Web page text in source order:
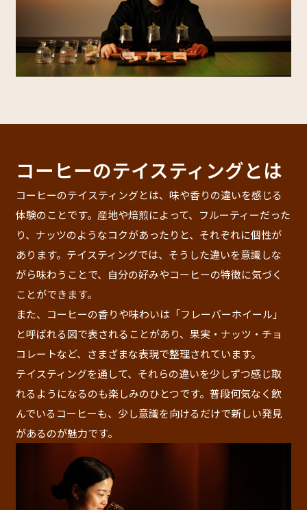
コーヒーのテイスティングとは
コーヒーのテイスティングとは、味や香りの違いを感じる
体験のことです。産地や焙煎によって、フルーティーだった
り、ナッツのようなコクがあったりと、それぞれに個性が
あります。テイスティングでは、そうした違いを意識しな
がら味わうことで、自分の好みやコーヒーの特徴に気づく
ことができます。
また、コーヒーの香りや味わいは「フレーバーホイール」
と呼ばれる図で表されることがあり、果実・ナッツ・チョ
コレートなど、さまざまな表現で整理されています。
テイスティングを通して、それらの違いを少しずつ感じ取
れるようになるのも楽しみのひとつです。普段何気なく飲
んでいるコーヒーも、少し意識を向けるだけで新しい発見
があるのが魅力です。